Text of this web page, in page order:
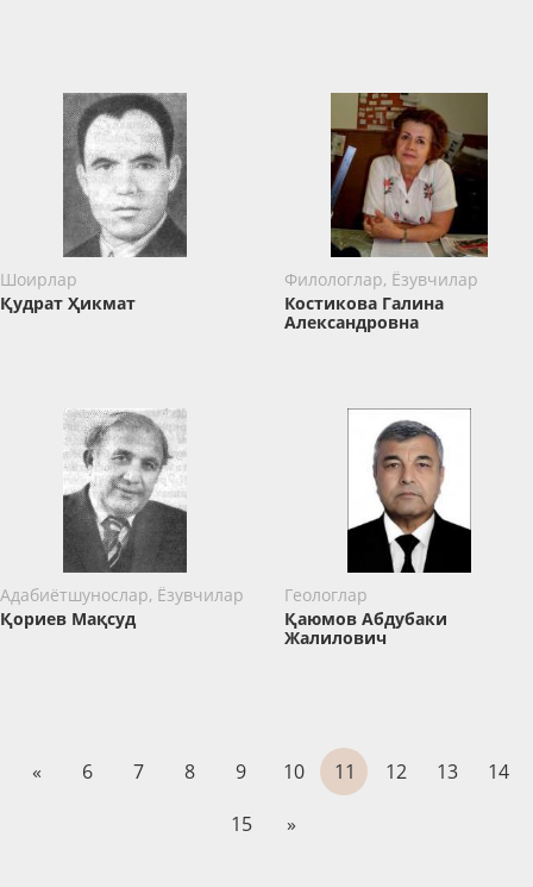
Шоирлар
Қудрат Ҳикмат
Филологлар, Ёзувчилар
Костикова Галина
Александровна
Адабиётшунослар, Ёзувчилар
Қориев Мақсуд
Геологлар
Қаюмов Абдубаки
Жалилович
« 6 7 8 9 10 11 12 13
14
15
»